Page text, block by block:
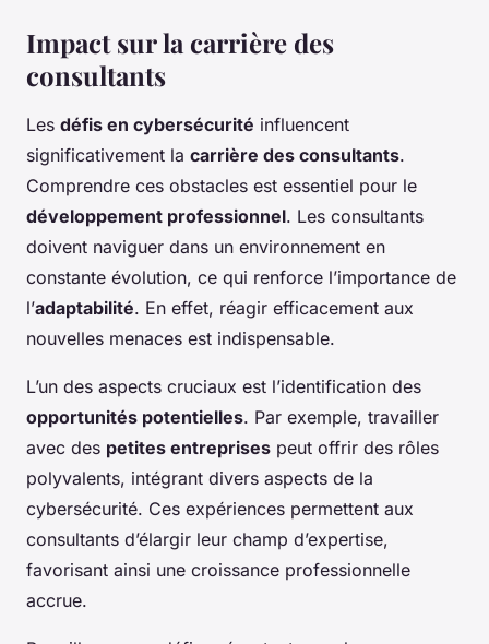
Impact sur la carrière des
consultants
Les défis en cybersécurité influencent
significativement la carrière des consultants.
Comprendre ces obstacles est essentiel pour le
développement professionnel. Les consultants
doivent naviguer dans un environnement en
constante évolution, ce qui renforce l’importance de
l’adaptabilité. En effet, réagir efficacement aux
nouvelles menaces est indispensable.
L’un des aspects cruciaux est l’identification des
opportunités potentielles. Par exemple, travailler
avec des petites entreprises peut offrir des rôles
polyvalents, intégrant divers aspects de la
cybersécurité. Ces expériences permettent aux
consultants d’élargir leur champ d’expertise,
favorisant ainsi une croissance professionnelle
accrue.